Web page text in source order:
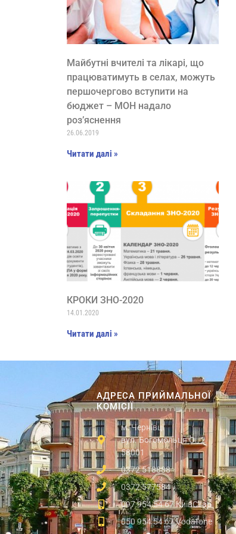
Майбутні вчителі та лікарі, що
працюватимуть в селах, можуть
першочергово вступити на
бюджет – МОН надало
роз’яснення
26.06.2019
Читати далі »
КРОКИ ЗНО-2020
14.01.2020
Читати далі »
АДРЕСА ПРИЙМАЛЬНОЇ
КОМІСІЇ
м. Чернівці
вул. Богомольця О., 2
58001
0372 518888
0372 577584
097 954 54 67 КиївСтар
050 954 54 67 Vodafone